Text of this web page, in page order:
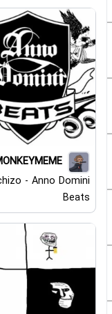
- Anno Domini
Beats